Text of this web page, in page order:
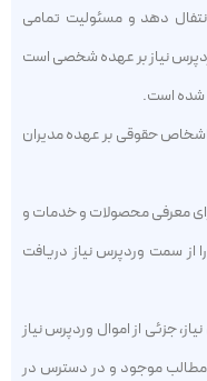
دهد و مسئولیت تمامی
نیاز بر عهده شخصی است
شده است.
اشخاص حقوقی بر عهده مدیران
معرفی محصولات و خدمات و
از سمت وردپرس نیاز دریافت
جزئی از اموال وردپرس نیاز
موجود و در دسترس در